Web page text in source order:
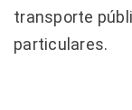
transporte
particulares.